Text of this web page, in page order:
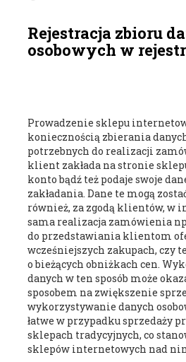
Rejestracja zbioru
osobowych w
Prowadzenie sklepu
koniecznością zbierania
potrzebnych do realizacji
klient zakłada na stronie
konto bądź też podaje swoje
zakładania. Dane te mogą
również, za zgodą klientów, w
sama realizacja zamówienia
do przedstawiania klientom
wcześniejszych zakupach, czy
o bieżących obniżkach cen.
danych w ten sposób może
sposobem na zwiększenie
wykorzystywanie danych
łatwe w przypadku sprzedaży
sklepach tradycyjnych, co
sklepów internetowych nad